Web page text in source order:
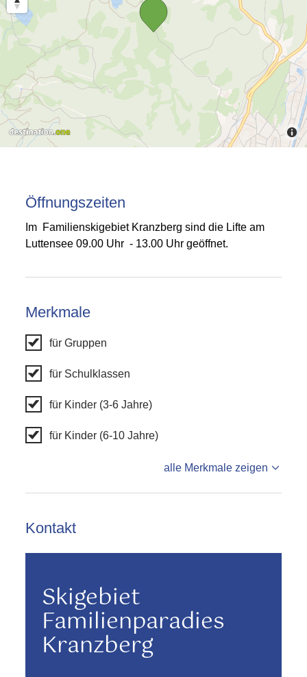
Öffnungszeiten
Im Familienskigebiet Kranzberg sind die Lifte am
Luttensee 09.00 Uhr - 13.00 Uhr geöffnet.
Merkmale
für Gruppen
für Schulklassen
für Kinder (3-6 Jahre)
für Kinder (6-10 Jahre)
alle Merkmale zeigen
Kontakt
Skigebiet
Familienparadies
Kranzberg